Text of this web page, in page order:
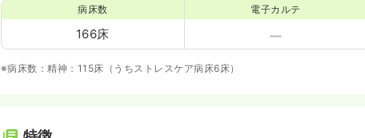
病床数
166床
電子カルテ
※病床数：精神：115床（うちストレスケア病床6床）